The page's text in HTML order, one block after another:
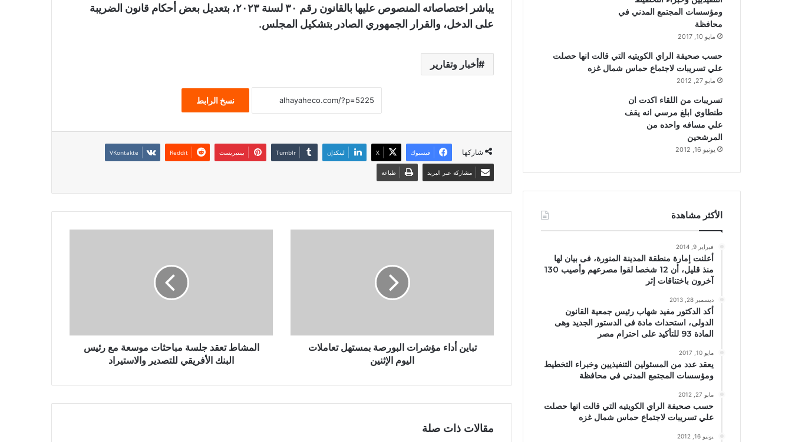
يباشر اختصاصاته المنصوص عليها بالقانون رقم ٣٠ لسنة ٢٠٢٣، بتعديل بعض أحكام قانون الضريبة
على الدخل، والقرار الجمهوري الصادر بتشكيل المجلس.
أخبار وتقارير
نسخ الرابط
شاركها فيسبوك X لينكدإن بينتيريست
مشاركة عبر البريد طباعة
تباين أداء مؤشرات البورصة بمستهل تعاملات
اليوم الإثنين
المشاط تعقد جلسة مباحثات موسعة مع رئيس
البنك الأفريقي للتصدير والاستيراد
مقالات ذات صلة
ومؤسسات المجتمع المدني في
محافظة
مايو 10, 2017
حسب صحيفة الراي الكويتيه التي قالت انها حصلت
علي تسريبات لاجتماع حماس شمال غزه
مايو 27, 2012
تسريبات من اللقاء اكدت ان
طنطاوي ابلغ مرسي انه يقف
علي مسافه واحده من
المرشحين
يونيو 16, 2012
الأكثر مشاهدة
فبراير 9, 2014
أعلنت إمارة منطقة المدينة المنورة، فى بيان لها
منذ قليل، أن 12 شخصا لقوا مصرعهم وأصيب 130
آخرون باختناقات إثر
ديسمبر 28, 2013
أكد الدكتور مفيد شهاب رئيس جمعية القانون
الدولى، استحداث مادة فى الدستور الجديد وهى
المادة 93 للتأكيد على احترام مصر
مايو 10, 2017
يعقد عدد من المسئولين التنفيذيين وخبراء التخطيط
ومؤسسات المجتمع المدني في محافظة
مايو 27, 2012
حسب صحيفة الراي الكويتيه التي قالت انها حصلت
علي تسريبات لاجتماع حماس شمال غزه
يونيو 16, 2012